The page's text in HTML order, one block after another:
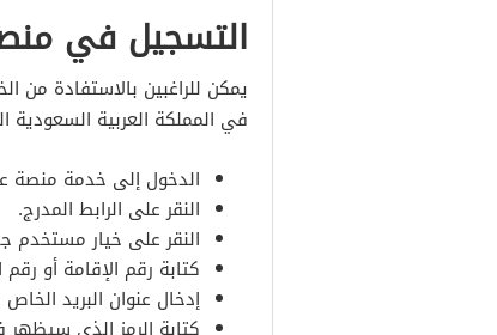
التسجيل في
يمكن للراغبين بالاستفادة من
في المملكة العربية السعودية
الدخول إلى خدمة منصة
النقر على الرابط المدرج.
النقر على خيار مستخدم
كتابة رقم الإقامة أو
إدخال عنوان البريد